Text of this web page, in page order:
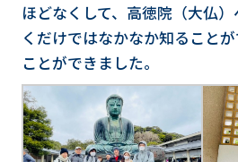
ほどなくして、高徳院（大仏
くだけではなかなか知ること
ことができました。